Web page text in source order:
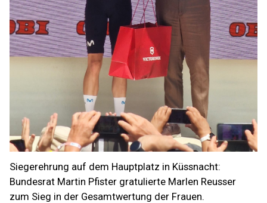
Siegerehrung auf dem Hauptplatz in Küssnacht:
Bundesrat Martin Pfister gratulierte Marlen Reusser
zum Sieg in der Gesamtwertung der Frauen.